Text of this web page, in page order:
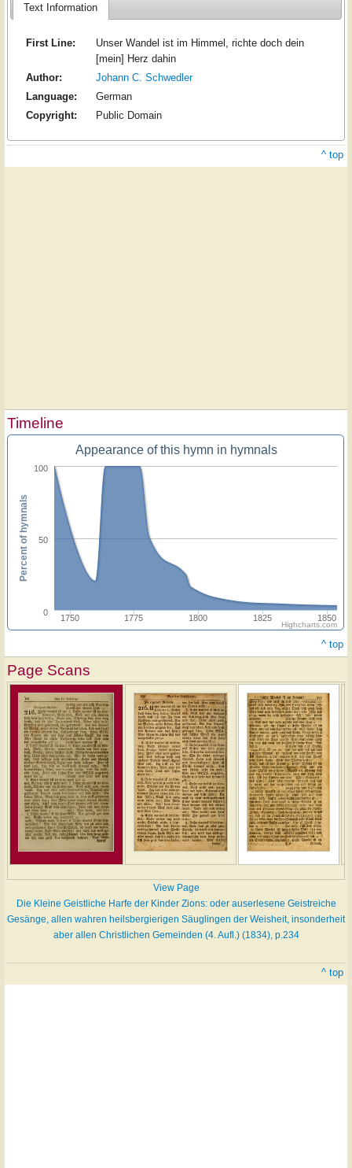
Text Information
First Line:
Unser Wandel ist im Himmel, richte doch dein
[mein] Herz dahin
Author:
Johann C. Schwedler
Language:
German
Copyright:
Public Domain
^ top
Timeline
Appearance of this hymn in hymnals
1750 1775 1800 1825 1850
0
50
100
Percent of hymnals
Highcharts.com
^ top
Page Scans
View Page
Die Kleine Geistliche Harfe der Kinder Zions: oder auserlesene Geistreiche
Gesänge, allen wahren heilsbergierigen Säuglingen der Weisheit, insonderheit
aber allen Christlichen Gemeinden (4. Aufl.) (1834), p.234
^ top